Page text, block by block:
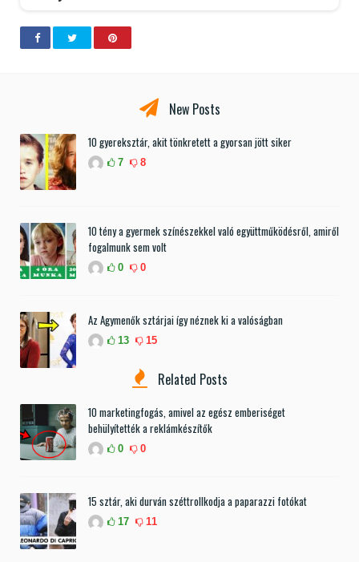
New Posts
10 gyereksztár, akit tönkretett a gyorsan jött siker
7 8
10 tény a gyermek színészekkel való együttműködésről, amiről
fogalmunk sem volt
0 0
Az Agymenők sztárjai így néznek ki a valóságban
13 15
Related Posts
10 marketingfogás, amivel az egész emberiséget
behülyítették a reklámkészítők
0 0
15 sztár, aki durván széttrollkodja a paparazzi fotókat
17 11